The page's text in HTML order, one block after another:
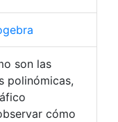
son las
polinómicas,
cómo